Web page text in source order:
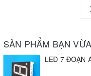
SẢN PHẨM BẠN
LED 7 ĐOẠN